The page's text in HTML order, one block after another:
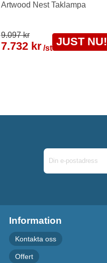
Artwood Nest Taklampa
9.097 kr
7.732 kr /st
JUST NU!
Information
Kontakta oss
Offert